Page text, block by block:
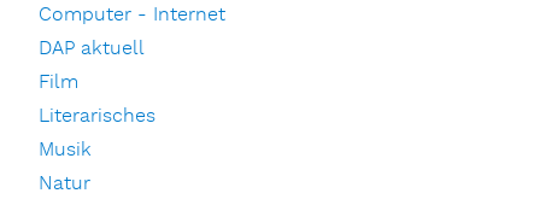
Computer - Internet
DAP aktuell
Film
Literarisches
Musik
Natur